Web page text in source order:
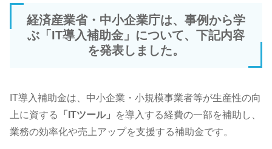
経済産業省・中小企業庁は、事例から学
ぶ「IT導入補助金」について、下記内容
を発表しました。
IT導入補助金は、中小企業・小規模事業者等が生産性の向
上に資する
「ITツール」
を導入する経費の一部を補助し、
業務の効率化や売上アップを支援する補助金です。